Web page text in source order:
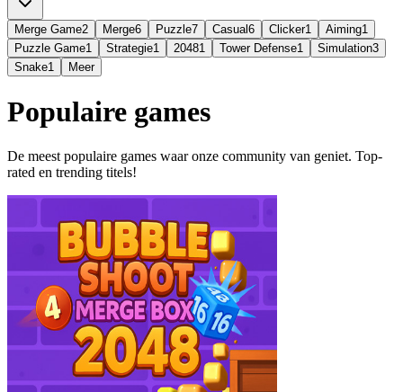
Merge Game2 Merge6 Puzzle7 Casual 6 Clicker1 Aiming1
Puzzle Game1 Strategie1 20481 Tower Defense1 Simulation3
Snake1 Meer
Populaire games
De meest populaire games waar onze community van geniet. Top-
rated en trending titels!